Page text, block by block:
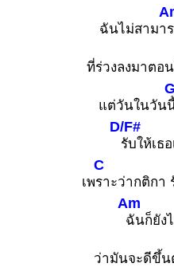
ฉันไม่สามา
ที่ร่วงลงมาตอ
แต่วันในวัน
G
D/F#
รับให้เธ
เพ
C
ราะว่ากติกา
Am
ฉันก็ยัง
ว่ามันจะดีขึ้น